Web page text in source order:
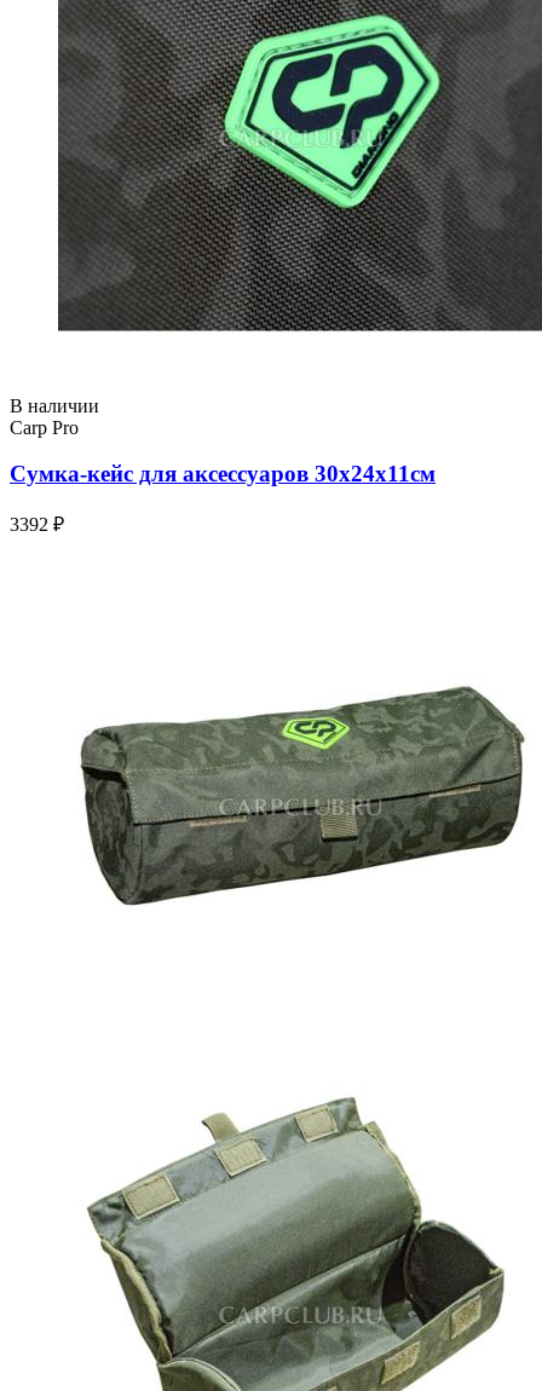
В наличии
Carp Pro
Сумка-кейс для аксессуаров 30x24x11см
3392 ₽